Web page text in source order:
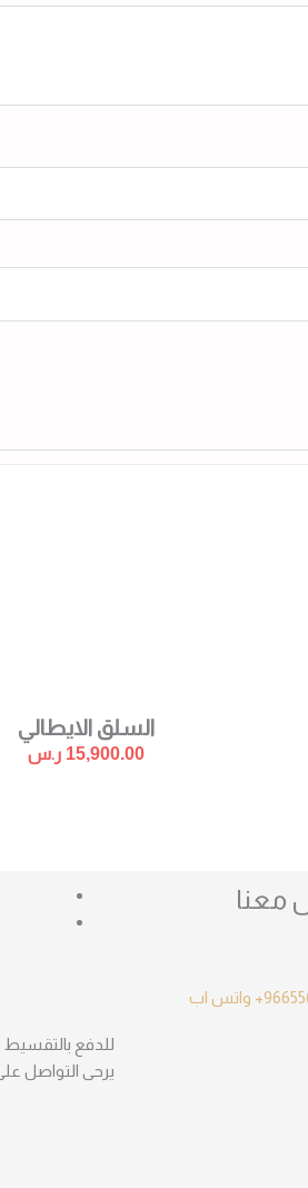
السلق الايطالي
15,900.00 ر.س
معنا
واتس اب
للدفع
يرحى التواصل